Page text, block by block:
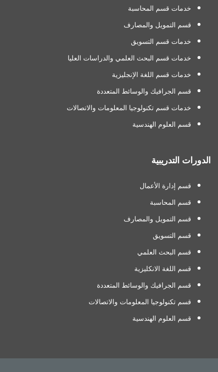
خدمات قسم المحاسبة
قسم التمويل والمصارف
خدمات قسم التسويق
خدمات قسم البحث العلمي والدراسات العليا
خدمات قسم اللغة الإنجليزية
قسم الجرافيك والوسائط المتعددة
خدمات قسم تكنولوجيا المعلومات والاتصالات
قسم العلوم الهندسية
الدورات التدريبية
قسم إدارة الأعمال
قسم المحاسبة
قسم التمويل والمصارف
قسم التسويق
قسم البحث العلمي
قسم اللغة الانكليزية
قسم الجرافيك والوسائط المتعددة
قسم تكنولوجيا المعلومات والاتصالات
قسم العلوم الهندسية